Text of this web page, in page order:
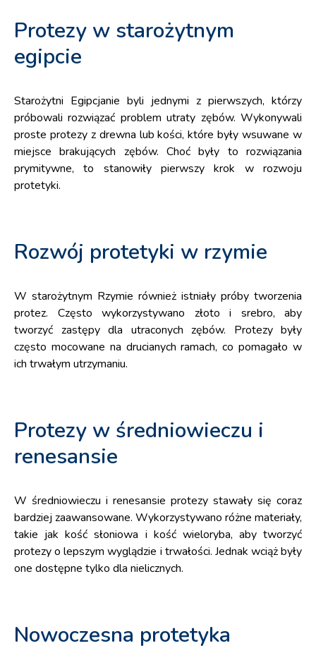
Protezy w starożytnym
egipcie
Starożytni Egipcjanie byli jednymi z pierwszych, którzy
próbowali rozwiązać problem utraty zębów. Wykonywali
proste protezy z drewna lub kości, które były wsuwane w
miejsce brakujących zębów. Choć były to rozwiązania
prymitywne, to stanowiły pierwszy krok w rozwoju
protetyki.
Rozwój protetyki w rzymie
W starożytnym Rzymie również istniały próby tworzenia
protez. Często wykorzystywano złoto i srebro, aby
tworzyć zastępy dla utraconych zębów. Protezy były
często mocowane na drucianych ramach, co pomagało w
ich trwałym utrzymaniu.
Protezy w średniowieczu i
renesansie
W średniowieczu i renesansie protezy stawały się coraz
bardziej zaawansowane. Wykorzystywano różne materiały,
takie jak kość słoniowa i kość wieloryba, aby tworzyć
protezy o lepszym wyglądzie i trwałości. Jednak wciąż były
one dostępne tylko dla nielicznych.
Nowoczesna protetyka